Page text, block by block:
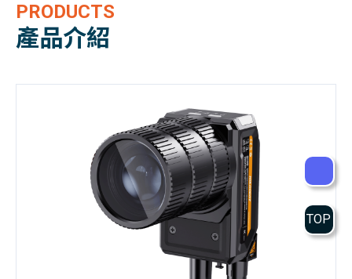
PRODUCTS
產品介紹
TOP